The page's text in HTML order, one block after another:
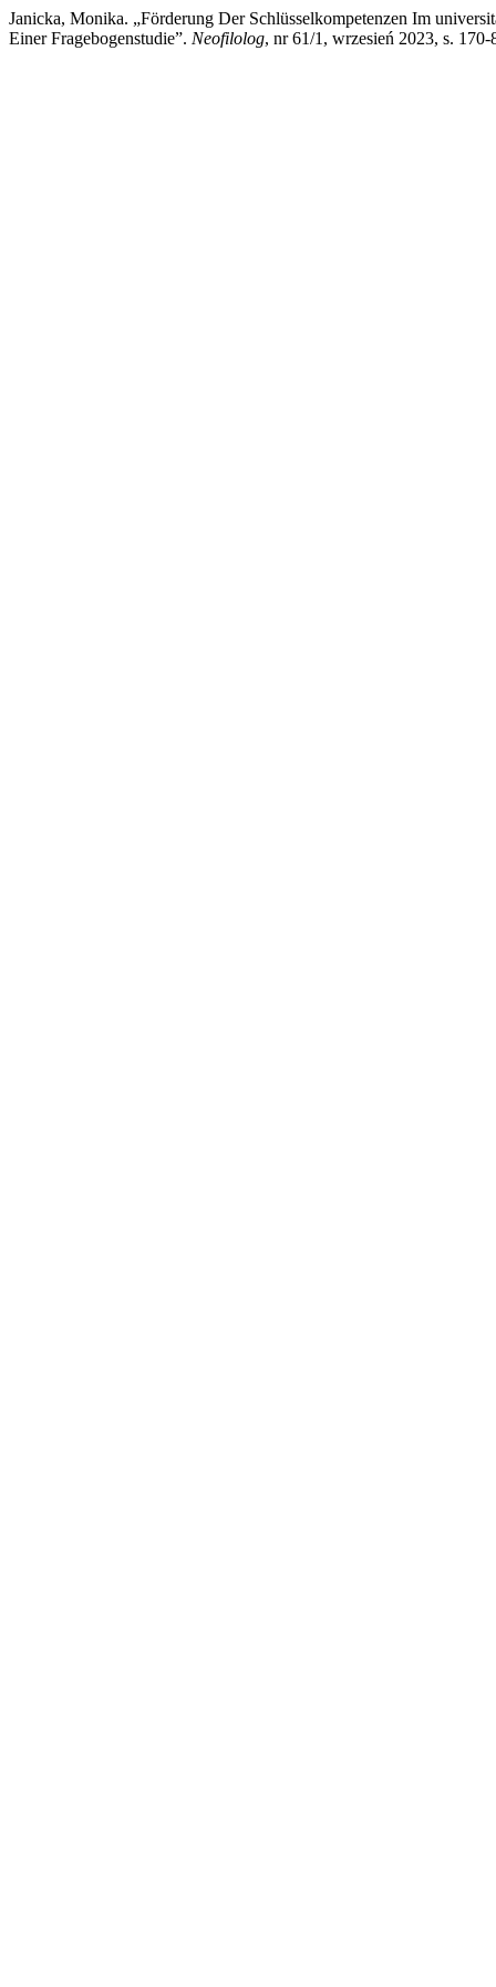
Janicka, Monika. „Förderung Der Schlüsselkompetenzen Im
Einer Fragebogenstudie”. Neofilolog, nr 61/1, wrzesień 2023, s.